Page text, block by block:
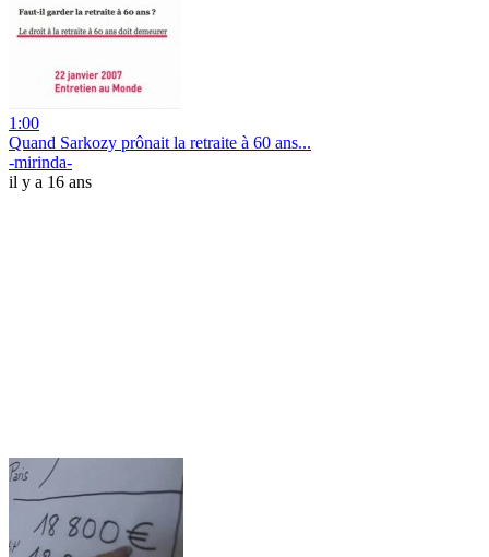
1:00
Quand Sarkozy prônait la retraite à 60 ans...
-mirinda-
il y a 16 ans